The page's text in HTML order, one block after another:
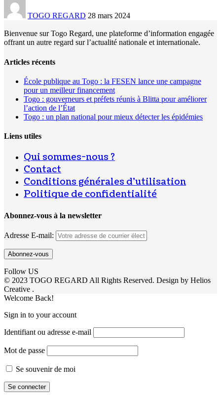
TOGO REGARD 28 mars 2024
Bienvenue sur Togo Regard, une plateforme d’information engagée
offrant un autre regard sur l’actualité nationale et internationale.
Articles récents
École publique au Togo : la FESEN lance une campagne
pour un meilleur financement
Togo : gouverneurs et préfets réunis à Blitta pour améliorer
l’action de l’État
Togo : un plan national pour mieux détecter les épidémies
Liens utiles
Qui sommes-nous ?
Contact
Conditions générales d’utilisation
Politique de confidentialité
Abonnez-vous à la newsletter
Adresse E-mail:
Follow US
© 2023 TOGO REGARD All Rights Reserved. Design by Helios
Creative .
Welcome Back!
Sign in to your account
Identifiant ou adresse e-mail
Mot de passe
Se souvenir de moi